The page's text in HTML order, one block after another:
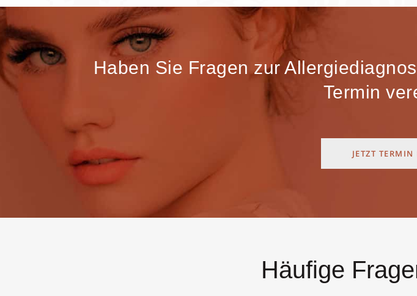
Haben Sie Fragen zur
Termin
JETZT
Häufige